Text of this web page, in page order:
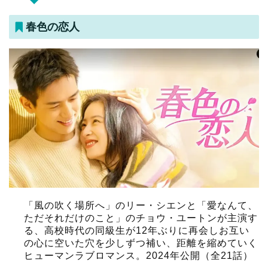
春色の恋人
「風の吹く場所へ」のリー・シエンと「愛なんて、
ただそれだけのこと」のチョウ・ユートンが主演す
る、高校時代の同級生が12年ぶりに再会しお互い
の心に空いた穴を少しずつ補い、距離を縮めていく
ヒューマンラブロマンス。2024年公開（全21話）